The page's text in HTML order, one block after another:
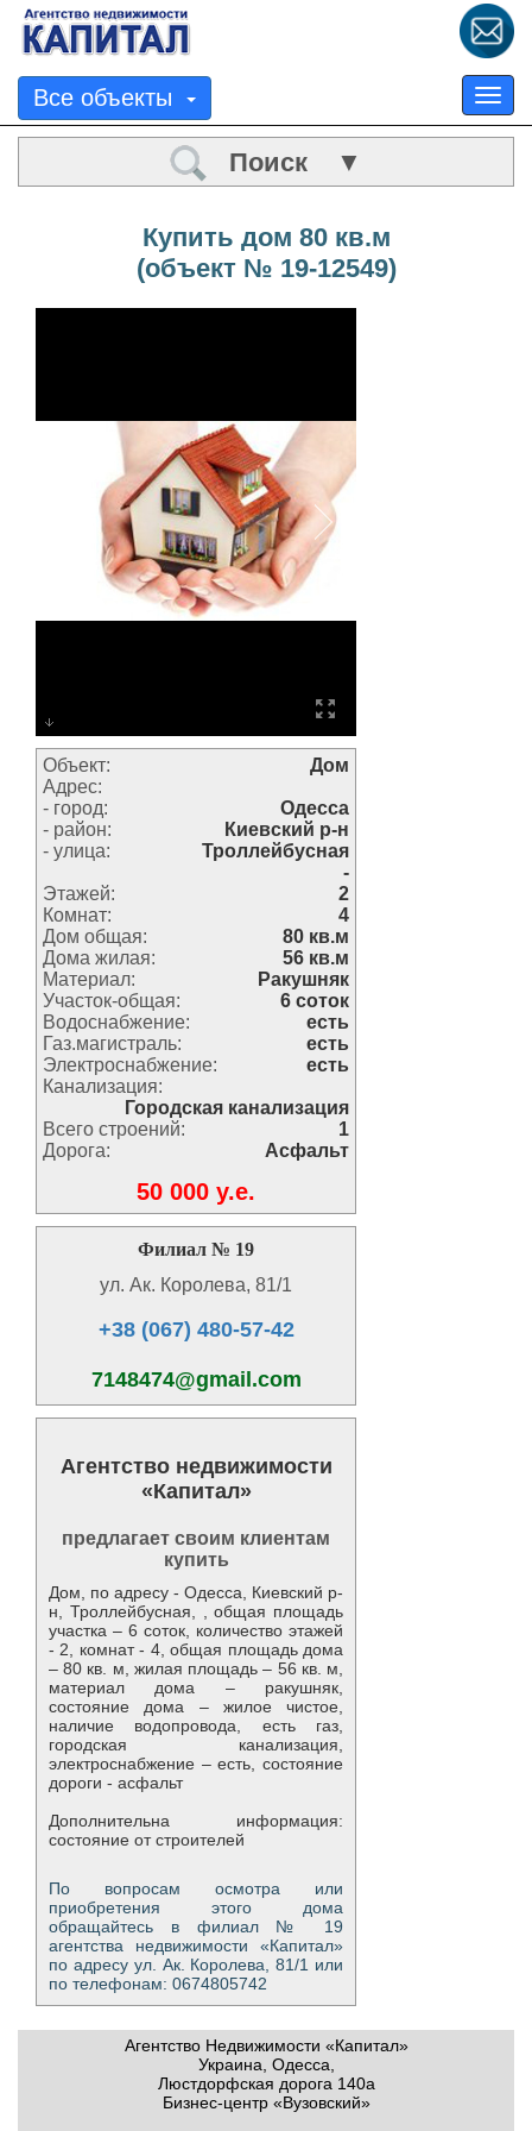
Все объекты
Поиск ▼
Купить дом 80 кв.м
(объект № 19-12549)
Объект:
Дом
Адрес:
- город:
Одесса
- район:
Киевский р-н
- улица:
Троллейбусная
-
Этажей:
2
Комнат:
4
Дом общая:
80 кв.м
Дома жилая:
56 кв.м
Материал:
Ракушняк
Участок-общая:
6 соток
Водоснабжение:
есть
Газ.магистраль:
есть
Электроснабжение:
есть
Канализация:
Городская канализация
Всего строений:
1
Дорога:
Асфальт
50 000 y.e.
Филиал № 19
ул. Ак. Королева, 81/1
+38 (067) 480-57-42
7148474@gmail.com
Агентство недвижимости
«Капитал»
предлагает своим клиентам
купить
Дом, по адресу - Одесса, Киевский р-
н, Троллейбусная, , общая площадь
участка – 6 соток, количество этажей
- 2, комнат - 4, общая площадь дома
– 80 кв. м, жилая площадь – 56 кв. м,
материал дома – ракушняк,
состояние дома – жилое чистое,
наличие водопровода, есть газ,
городская канализация,
электроснабжение – есть, состояние
дороги - асфальт
Дополнительна информация:
состояние от строителей
По вопросам осмотра или
приобретения этого дома
обращайтесь в филиал № 19
агентства недвижимости «Капитал»
по адресу ул. Ак. Королева, 81/1 или
по телефонам: 0674805742
Агентство Недвижимости «Капитал»
Украина, Одесса,
Люстдорфская дорога 140а
Бизнес-центр «Вузовский»